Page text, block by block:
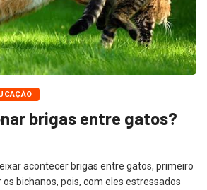
brigas entre gatos?
acontecer brigas entre gatos, primeiro
bichanos, pois, com eles estressados